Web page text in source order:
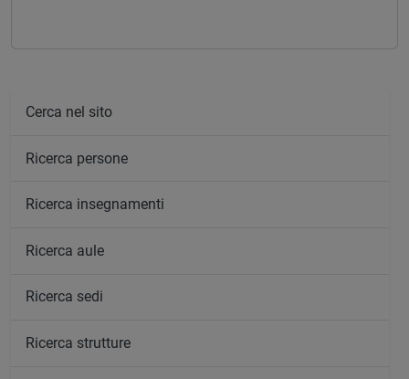
Cerca nel sito
Ricerca persone
Ricerca insegnamenti
Ricerca aule
Ricerca sedi
Ricerca strutture